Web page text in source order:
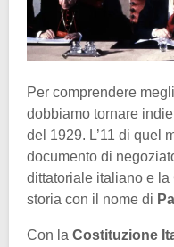
Per comprendere
dobbiamo tornare
del 1929. L’11 di quel
documento di
dittatoriale italiano e
storia con il nome di
Con la Costituzione